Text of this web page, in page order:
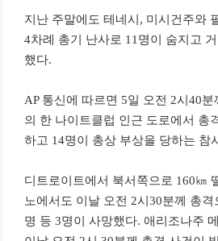
지난 주말에도 테네시, 미시건주와
4차례 총기 난사로 11명이 숨지고
했다.
AP 통신에 따르면 5일 오전 2시40
의 한 나이트클럽 인근 도로에서 총
하고 14명이 총상 부상을 당하는 참
디트로이트에서 북서쪽으로 160㎞
노에서도 이날 오전 2시30분께 총격
명 등 3명이 사망했다. 애리조나주